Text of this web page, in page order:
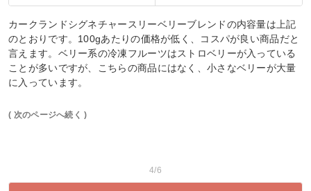
カークランドシグネチャースリーベリーブレンドの内容量は上記
のとおりです。100gあたりの価格が低く、コスパが良い商品だと
言えます。ベリー系の冷凍フルーツはストロベリーが入っている
ことが多いですが、こちらの商品にはなく、小さなベリーが大量
に入っています。
( 次のページへ続く )
4/6